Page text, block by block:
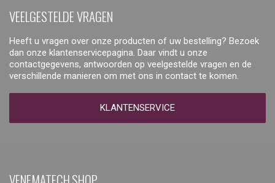
VEELGESTELDE VRAGEN
Heeft u vragen over onze producten of uw bestelling? Bezoek
dan onze klantenservicepagina. Daar vindt u onze
contactgegevens, antwoorden op veelgestelde vragen en de
verschillende manieren om met ons in contact te komen.
KLANTENSERVICE